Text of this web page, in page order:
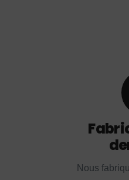
Nous